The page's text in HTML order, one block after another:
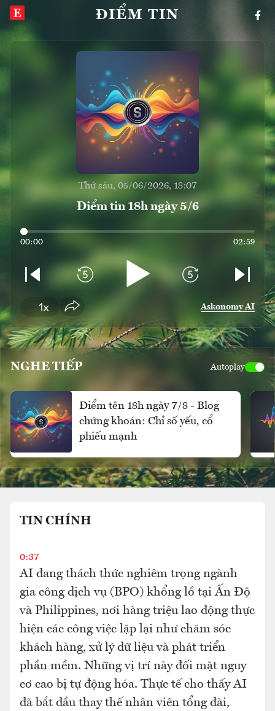
ĐIỂM TIN
Thứ sáu, 05/06/2026, 18:07
Điểm tin 18h ngày 5/6
00:00 02:59
Askonomy AI
NGHE TIẾP Autoplay
Điểm tên 18h ngày 7/8 - Blog
chứng khoán: Chỉ số yếu, cổ
phiếu mạnh
TIN CHÍNH
0:37
AI đang thách thức nghiêm trọng ngành
gia công dịch vụ (BPO) khổng lồ tại Ấn Độ
và Philippines, nơi hàng triệu lao động thực
hiện các công việc lặp lại như chăm sóc
khách hàng, xử lý dữ liệu và phát triển
phần mềm. Những vị trí này đối mặt nguy
cơ cao bị tự động hóa. Thực tế cho thấy AI
đã bắt đầu thay thế nhân viên tổng đài,